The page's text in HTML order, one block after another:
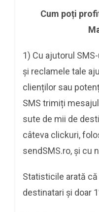
Cum poți
1) Cu ajutorul
și reclamele tale
clienților sau
SMS trimiți
sute de mii de
câteva clickuri,
sendSMS.ro, și cu
Statisticile arată
destinatari și doar